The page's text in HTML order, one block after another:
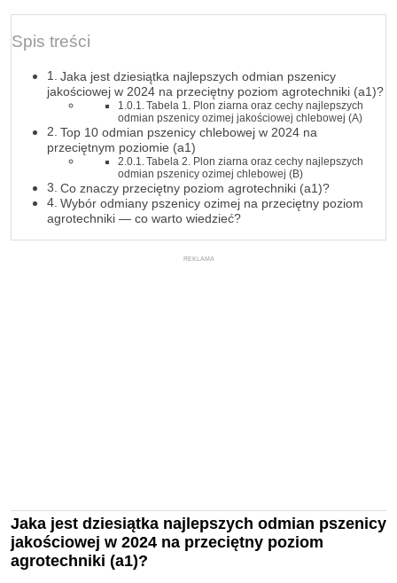
Spis treści
Jaka jest dziesiątka najlepszych odmian pszenicy
jakościowej w 2024 na przeciętny poziom agrotechniki (a1)?
Tabela 1. Plon ziarna oraz cechy najlepszych
odmian pszenicy ozimej jakościowej chlebowej (A)
Top 10 odmian pszenicy chlebowej w 2024 na
przeciętnym poziomie (a1)
Tabela 2. Plon ziarna oraz cechy najlepszych
odmian pszenicy ozimej chlebowej (B)
Co znaczy przeciętny poziom agrotechniki (a1)?
Wybór odmiany pszenicy ozimej na przeciętny poziom
agrotechniki — co warto wiedzieć?
REKLAMA
Jaka jest dziesiątka najlepszych odmian pszenicy
jakościowej w 2024 na przeciętny poziom
agrotechniki (a1)?